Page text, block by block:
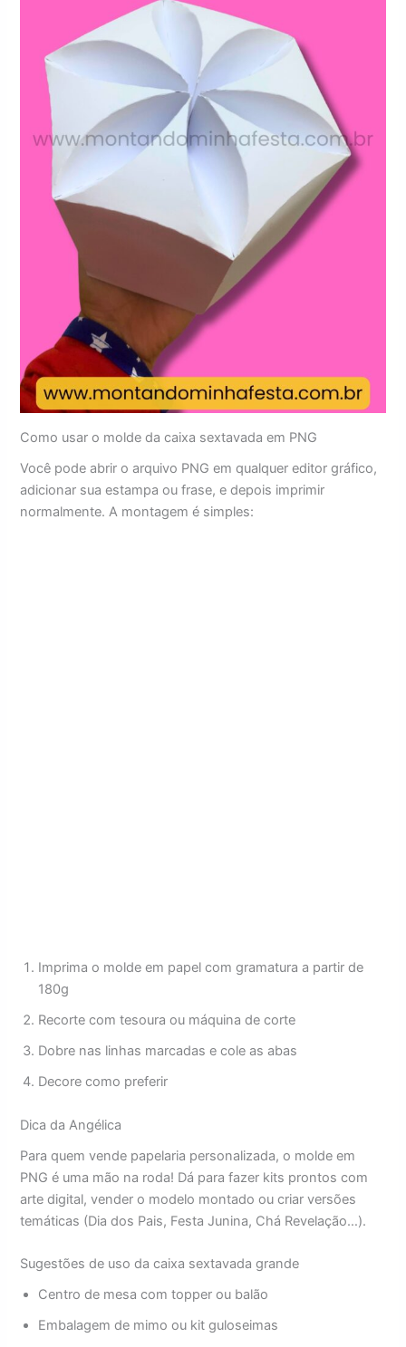
Como usar o molde da caixa sextavada em PNG
Você pode abrir o arquivo PNG em qualquer editor gráfico,
adicionar sua estampa ou frase, e depois imprimir
normalmente. A montagem é simples:
Imprima o molde em papel com gramatura a partir de
180g
Recorte com tesoura ou máquina de corte
Dobre nas linhas marcadas e cole as abas
Decore como preferir
Dica da Angélica
Para quem vende papelaria personalizada, o molde em
PNG é uma mão na roda! Dá para fazer kits prontos com
arte digital, vender o modelo montado ou criar versões
temáticas (Dia dos Pais, Festa Junina, Chá Revelação…).
Sugestões de uso da caixa sextavada grande
Centro de mesa com topper ou balão
Embalagem de mimo ou kit guloseimas